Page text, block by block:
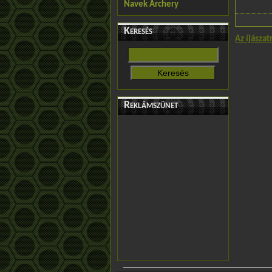
Navek Archery
Keresés
Reklámszünet
Az